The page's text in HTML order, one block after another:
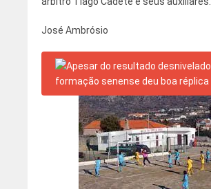
José Ambrósio